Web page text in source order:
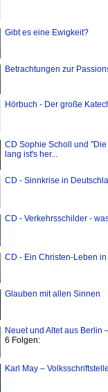
Gibt es eine Ewigkeit?
Betrachtungen zur
Hörbuch - Der große
CD Sophie Scholl und
lang ist's her...
CD - Sinnkrise in
CD - Verkehrsschilder -
CD - Ein Christen-Leben
Glauben mit allen Sinnen
Neuet und Altet aus Berlin
6 Folgen:
Karl May –